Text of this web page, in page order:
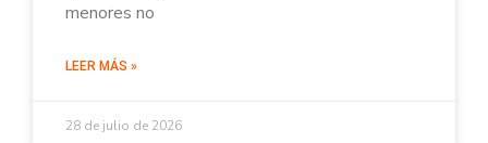
menores no
LEER MÁS »
28 de julio de 2026